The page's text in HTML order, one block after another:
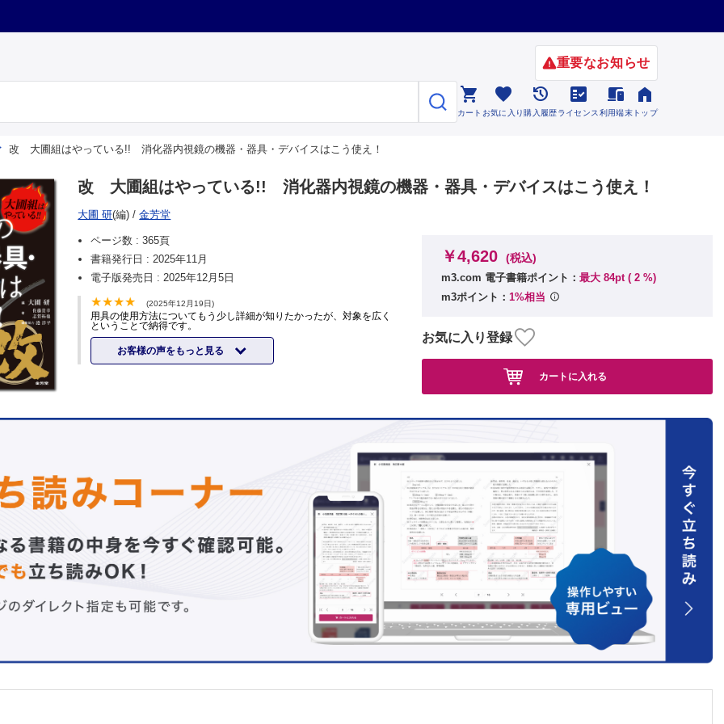
重要なお知らせ

カート

お気に入り

購入履歴

ライセンス

利用端末

トップ
改 大圃組はやっている!! 消化器内視鏡の機器・器具・デバイスはこう使え！
改 大圃組はやっている!! 消化器内視鏡の機器・器具・デバイスはこう使え！
大圃 研(編) /金芳堂
ページ数 :365頁
書籍発行日 :2025年11月
電子版発売日 :2025年12月5日
(2025年12月19日)
用具の使用方法についてもう少し詳細が知りたかったが、対象を広く
ということで納得です。
お客様の声をもっと見る
￥4,620 (税込)
m3.com 電子書籍ポイント： 最大 84pt ( 2 %)
m3ポイント： 1%相当
お気に入り登録
カートに入れる